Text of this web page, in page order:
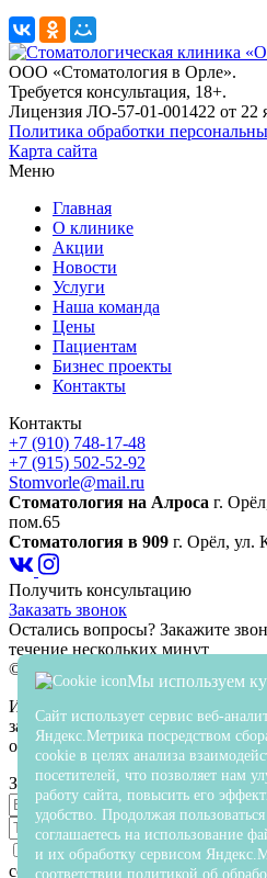
ООО «Стоматология в Орле».
Требуется консультация, 18+.
Лицензия ЛО-57-01-001422 от 22
Политика обработки
Карта сайта
Меню
Главная
О клинике
Акции
Новости
Услуги
Наша команда
Цены
Пациентам
Бизнес проекты
Контакты
Контакты
+7 (910) 748-17-48
+7 (915) 502-52-92
Stomvorle@mail.ru
Cтоматология на Алроса г.
пом.65
Стоматология в 909 г. Орёл, ул.
Получить консультацию
Заказать звонок
Остались вопросы? Закажите
течение нескольких минут
© 2026 Стоматологическая
Информация на сайте носит
заменяет консультацию врача.
обратитесь на очный приём.
Заявка на обратный звонок
Я даю своё согласие на
соотвествии сполитикой
Мы используем
Сайт использует сервис веб-
Яндекс.Метрика посредством
cookie в целях анализа
посетителей, что позволяет нам
работу сайта, повысить его
удобство. Продолжая
соглашаетесь на использование
и их обработку сервисом
соответствии политикой об